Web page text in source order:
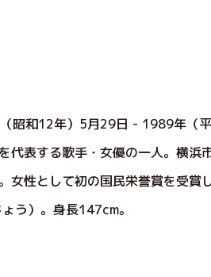
昭和12年）5月29日 - 1989年（平
代表する歌手・女優の一人。横浜
女性として初の国民栄誉賞を受賞
う）。身長147cm。